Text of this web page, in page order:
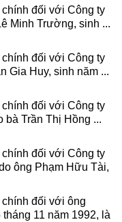
đối với Công ty
Minh Trường, sinh ...
đối với Công ty
Gia Huy, sinh năm ...
đối với Công ty
bà Trần Thị Hồng ...
đối với Công ty
ông Phạm Hữu Tài,
đối với ông
11 năm 1992, là